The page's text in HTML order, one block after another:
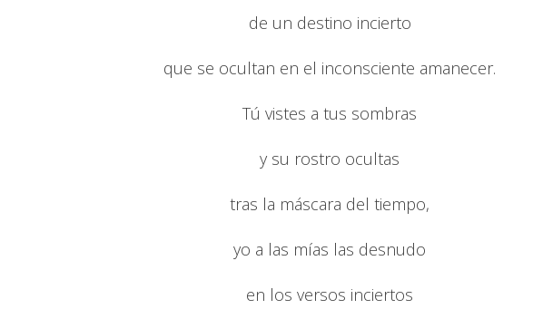
de un destino incierto
que se ocultan en el inconsciente amanecer.
Tú vistes a tus sombras
y su rostro ocultas
tras la máscara del tiempo,
yo a las mías las desnudo
en los versos inciertos